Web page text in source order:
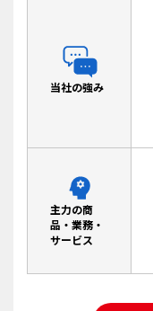
当社の強み
主力の商
品・業務・
サービス